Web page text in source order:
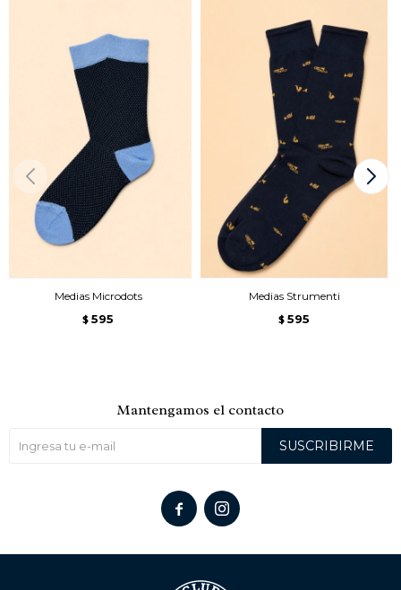
Medias Microdots
$ 595
Medias Strumenti
$ 595
Mantengamos el contacto
SUSCRIBIRME
 